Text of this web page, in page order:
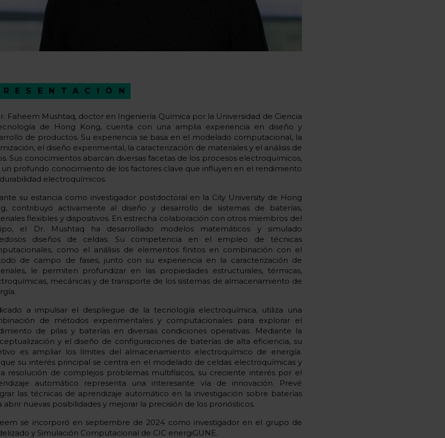
Faheem Mushtaq, doctor en Ingeniería Química por la Universidad de Ciencia
de Hong Kong, cuenta con una amplia experiencia en diseño y
de productos. Su experiencia se basa en el modelado computacional, la
el diseño experimental, la caracterización de materiales y el análisis de
Sus conocimientos abarcan diversas facetas de los procesos electroquímicos,
un profundo conocimiento de los factores clave que influyen en el rendimiento
electroquímicos.
su estancia como investigador postdoctoral en la City University de Hong
contribuyó activamente al diseño y desarrollo de sistemas de baterías,
flexibles y dispositivos. En estrecha colaboración con otros miembros del
el Dr. Mushtaq ha desarrollado modelos matemáticos y simulado
diseños de celdas. Su competencia en el empleo de técnicas
como el análisis de elementos finitos en combinación con el
de campo de fases, junto con su experiencia en la caracterización de
le permiten profundizar en las propiedades estructurales, térmicas,
mecánicas y de transporte de los sistemas de almacenamiento de
a impulsar el despliegue de la tecnología electroquímica, utiliza una
de métodos experimentales y computacionales para explorar el
de pilas y baterías en diversas condiciones operativas. Mediante la
y el diseño de configuraciones de baterías de alta eficiencia, su
es ampliar los límites del almacenamiento electroquímico de energía.
su interés principal se centra en el modelado de celdas electroquímicas y
resolución de complejos problemas multifísicos, su creciente interés por el
automático representa una interesante vía de innovación. Prevé
las técnicas de aprendizaje automático en la investigación sobre baterías
abrir nuevas posibilidades y mejorar la precisión de los pronósticos.
se incorporó en septiembre de 2024 como investigador en el grupo de
y Simulación Computacional de CIC energiGUNE.